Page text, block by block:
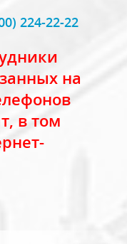
224-22-22
на
в том